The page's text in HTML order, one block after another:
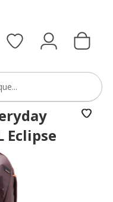
Eclipse